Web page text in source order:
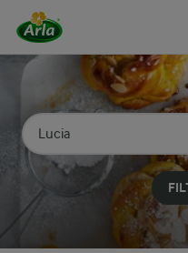
Sök på kategori eller
Skriv in sökord för att få